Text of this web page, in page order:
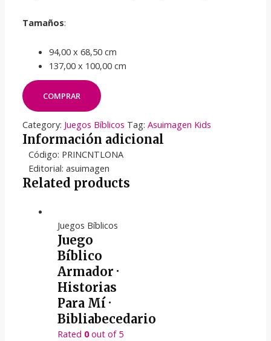
Tamaños:
94,00 x 68,50 cm
137,00 x 100,00 cm
COMPRAR
Category: Juegos Bíblicos Tag:Asuimagen Kids
Información adicional
Código: PRINCNTLONA
Editorial: asuimagen
Related products
Juegos Bíblicos
Juego
Bíblico
Armador ·
Historias
Para Mí ·
Bibliabecedario
Rated 0out of 5